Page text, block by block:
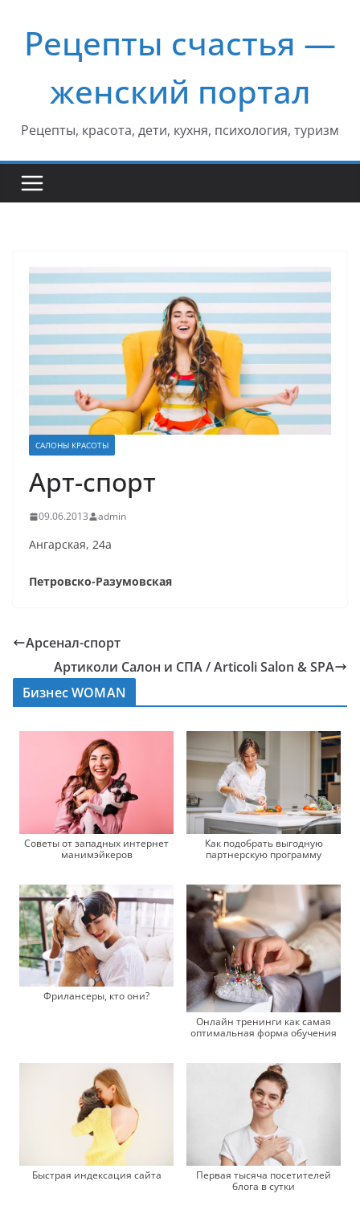
содержимому
Рецепты счастья —
женский портал
Рецепты, красота, дети, кухня, психология, туризм
САЛОНЫ КРАСОТЫ
Арт-спорт
09.06.2013 admin
Ангарская, 24а
Петровско-Разумовская
Арсенал-спорт
Артиколи Салон и СПА / Articoli Salon & SPA
Бизнес WOMAN
Советы от западных интернет
манимэйкеров
Как подобрать выгодную
партнерскую программу
Фрилансеры, кто они?
Онлайн тренинги как самая
оптимальная форма обучения
Быстрая индексация сайта
Первая тысяча посетителей
блога в сутки